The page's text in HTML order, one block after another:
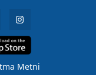
Metni